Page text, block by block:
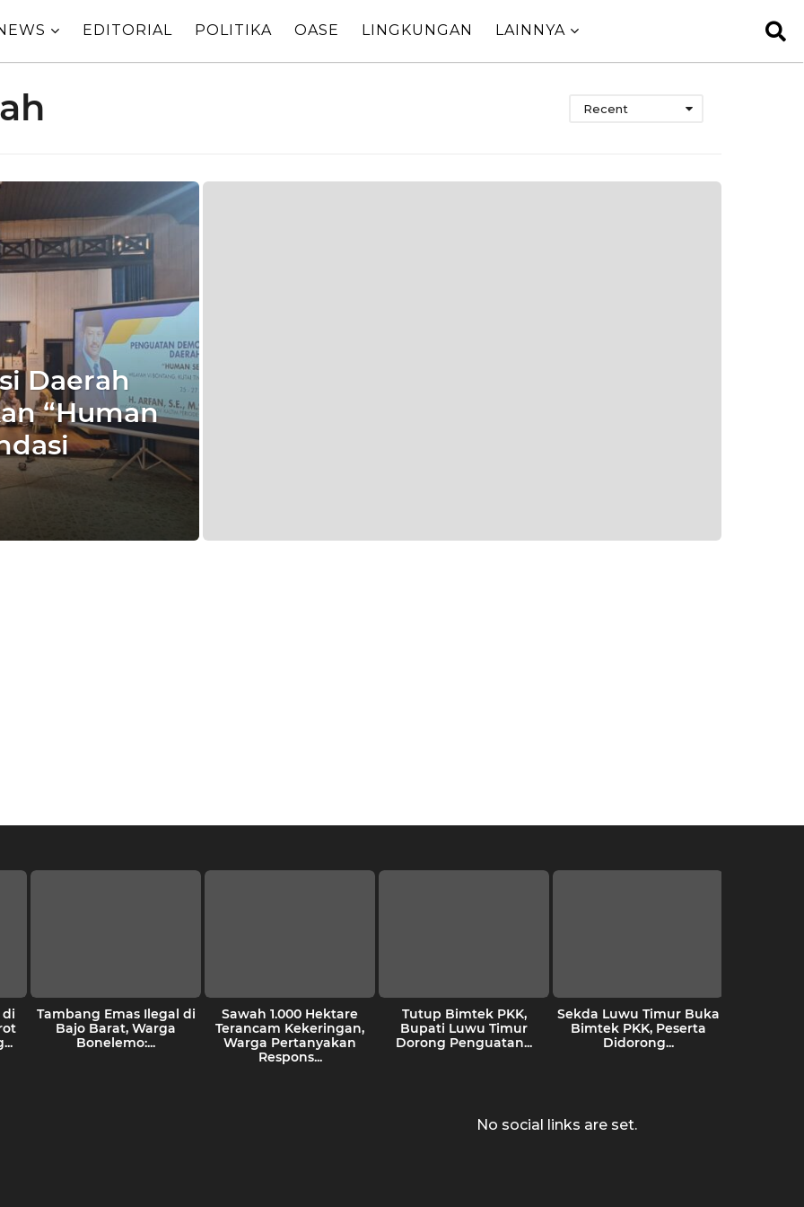
EDITORIAL POLITIKA OASE LINGKUNGAN LAINNYA
Recent
Daerah
“Human
di
Tambang Emas Ilegal di
Bajo Barat, Warga
Bonelemo:...
Sawah 1.000 Hektare
Terancam Kekeringan,
Warga Pertanyakan
Respons...
Tutup Bimtek PKK,
Bupati Luwu Timur
Dorong Penguatan...
Sekda Luwu Timur Buka
Bimtek PKK, Peserta
Didorong...
No social links are set.